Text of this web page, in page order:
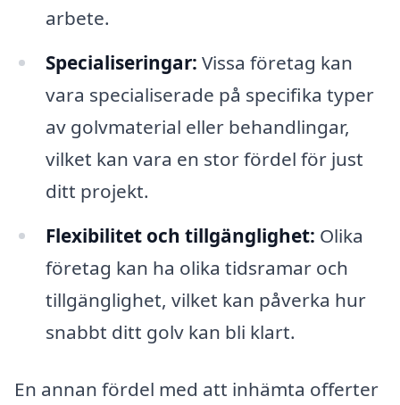
arbete.
Specialiseringar: Vissa företag kan
vara specialiserade på specifika typer
av golvmaterial eller behandlingar,
vilket kan vara en stor fördel för just
ditt projekt.
Flexibilitet och tillgänglighet: Olika
företag kan ha olika tidsramar och
tillgänglighet, vilket kan påverka hur
snabbt ditt golv kan bli klart.
En annan fördel med att in­hämta offerter